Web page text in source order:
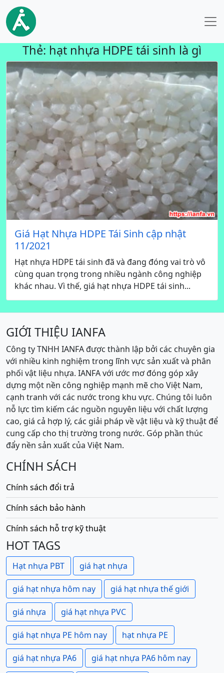
Thẻ: hạt nhựa HDPE tái sinh là gì
Giá Hạt Nhựa HDPE Tái Sinh cập nhật
11/2021
Hạt nhựa HDPE tái sinh đã và đang đóng vai trò vô
cùng quan trọng trong nhiều ngành công nghiệp
khác nhau. Vì thế, giá hạt nhựa HDPE tái sinh...
GIỚI THIỆU IANFA
Công ty TNHH IANFA được thành lập bởi các chuyên gia
với nhiều kinh nghiệm trong lĩnh vực sản xuất và phân
phối vật liệu nhựa. IANFA với ước mơ đóng góp xây
dựng một nền công nghiệp mạnh mẽ cho Việt Nam,
cạnh tranh với các nước trong khu vực. Chúng tôi luôn
nỗ lực tìm kiếm các nguồn nguyên liệu với chất lượng
cao, giá cả hợp lý, các giải pháp về vật liệu và kỹ thuật để
cung cấp cho thị trường trong nước. Góp phần thúc
đẩy nền sản xuất của Việt Nam.
CHÍNH SÁCH
Chính sách đổi trả
Chính sách bảo hành
Chính sách hỗ trợ kỹ thuật
HOT TAGS
Hạt nhựa PBT giá hạt nhựa
giá hạt nhựa hôm nay giá hạt nhựa thế giới
giá nhựa giá hạt nhựa PVC
giá hạt nhựa PE hôm nay hạt nhựa PE
giá hạt nhựa PA6 giá hạt nhựa PA6 hôm nay